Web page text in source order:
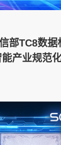
部TC8数
产业规范